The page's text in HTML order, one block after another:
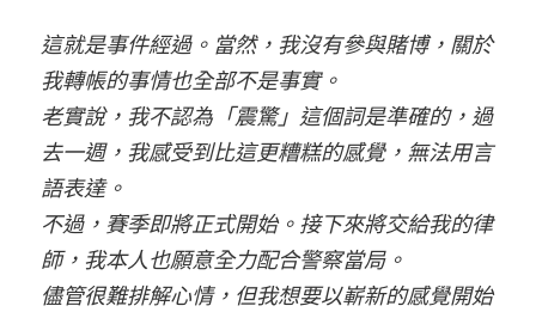
這就是事件經過。當然，我沒有參與賭博，關於
我轉帳的事情也全部不是事實。
老實說，我不認為「震驚」這個詞是準確的，過
去一週，我感受到比這更糟糕的感覺，無法用言
語表達。
不過，賽季即將正式開始。接下來將交給我的律
師，我本人也願意全力配合警察當局。
儘管很難排解心情，但我想要以嶄新的感覺開始